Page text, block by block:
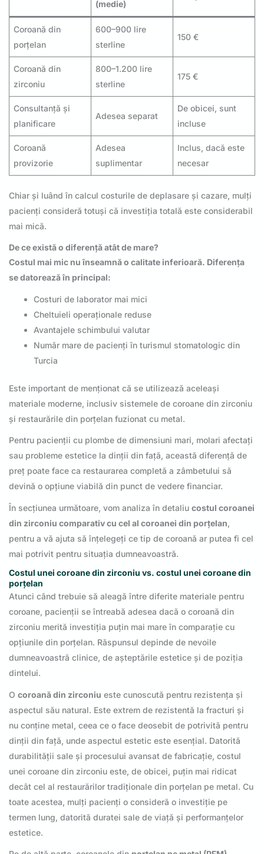
(medie)
Coroană din
porțelan
600–900 lire
sterline
150 €
Coroană din
zirconiu
800–1.200 lire
sterline
175 €
Consultanță și
planificare
Adesea separat
De obicei, sunt
incluse
Coroană
provizorie
Adesea
suplimentar
Inclus, dacă este
necesar
Chiar și luând în calcul costurile de deplasare și cazare, mulți
pacienți consideră totuși că investiția totală este considerabil
mai mică.
De ce există o diferență atât de mare?
Costul mai mic nu înseamnă o calitate inferioară. Diferența
se datorează în principal:
Costuri de laborator mai mici
Cheltuieli operaționale reduse
Avantajele schimbului valutar
Număr mare de pacienți în turismul stomatologic din
Turcia
Este important de menționat că se utilizează aceleași
materiale moderne, inclusiv sistemele de coroane din zirconiu
și restaurările din porțelan fuzionat cu metal.
Pentru pacienții cu plombe de dimensiuni mari, molari afectați
sau probleme estetice la dinții din față, această diferență de
preț poate face ca restaurarea completă a zâmbetului să
devină o opțiune viabilă din punct de vedere financiar.
În secțiunea următoare, vom analiza în detaliu costul coroanei
din zirconiu comparativ cu cel al coroanei din porțelan,
pentru a vă ajuta să înțelegeți ce tip de coroană ar putea fi cel
mai potrivit pentru situația dumneavoastră.
Costul unei coroane din zirconiu vs. costul unei coroane din
porțelan
Atunci când trebuie să aleagă între diferite materiale pentru
coroane, pacienții se întreabă adesea dacă o coroană din
zirconiu merită investiția puțin mai mare în comparație cu
opțiunile din porțelan. Răspunsul depinde de nevoile
dumneavoastră clinice, de așteptările estetice și de poziția
dintelui.
O coroană din zirconiu este cunoscută pentru rezistența și
aspectul său natural. Este extrem de rezistentă la fracturi și
nu conține metal, ceea ce o face deosebit de potrivită pentru
dinții din față, unde aspectul estetic este esențial. Datorită
durabilității sale și procesului avansat de fabricație, costul
unei coroane din zirconiu este, de obicei, puțin mai ridicat
decât cel al restaurărilor tradiționale din porțelan pe metal. Cu
toate acestea, mulți pacienți o consideră o investiție pe
termen lung, datorită duratei sale de viață și performanțelor
estetice.